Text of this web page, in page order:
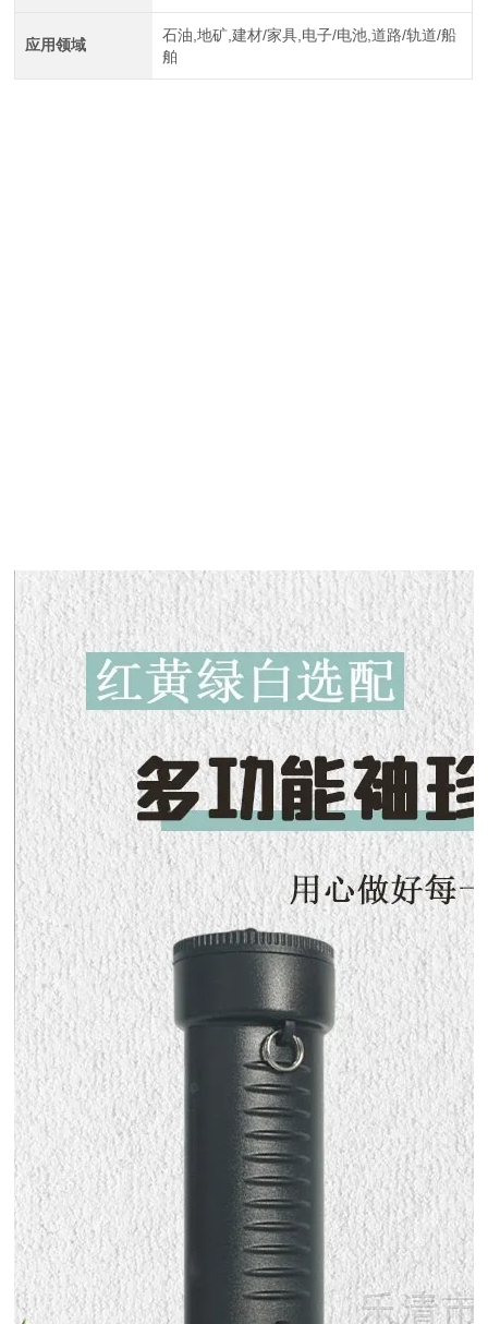
应用领域
石油,地矿,建材/家具,电子/电池,道路/轨道/船
舶